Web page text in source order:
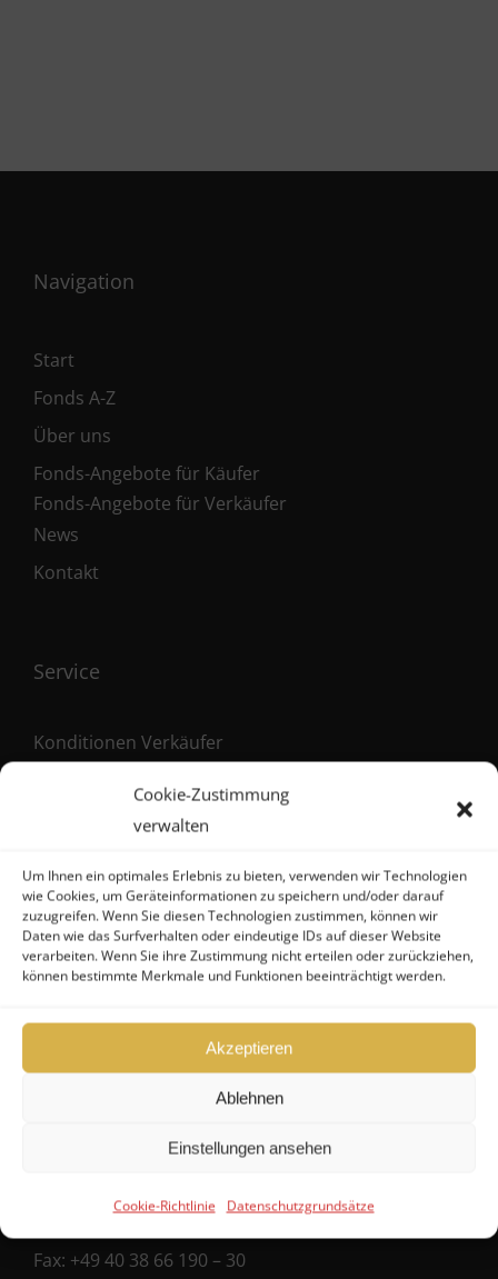
Cookie-Zustimmung
verwalten
Um Ihnen ein optimales Erlebnis zu bieten, verwenden wir Technologien
wie Cookies, um Geräteinformationen zu speichern und/oder darauf
zuzugreifen. Wenn Sie diesen Technologien zustimmen, können wir
Daten wie das Surfverhalten oder eindeutige IDs auf dieser Website
verarbeiten. Wenn Sie ihre Zustimmung nicht erteilen oder zurückziehen,
können bestimmte Merkmale und Funktionen beeinträchtigt werden.
Akzeptieren
Ablehnen
Einstellungen ansehen
Cookie-Richtlinie Datenschutzgrundsätze
Navigation
Start
Fonds A-Z
Über uns
Fonds-Angebote für Käufer
Fonds-Angebote für Verkäufer
News
Kontakt
Service
Konditionen Verkäufer
Konditionen Käufer
Maklervertrag (Verkäufer)
Kontakt
+49 40 38 66 190 – 0
Fax: +49 40 38 66 190 – 30